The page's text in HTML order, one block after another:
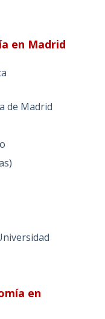
en Madrid
de Madrid
en